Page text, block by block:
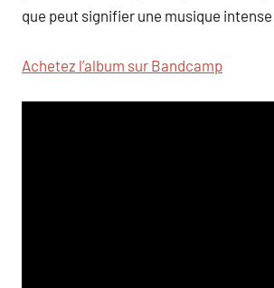
que peut signifier une musique
Achetez l’album sur Bandcamp